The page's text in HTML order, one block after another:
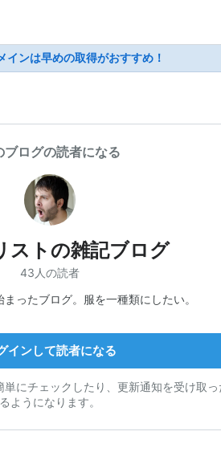
インは早めの取得がおすすめ！
ブログの読者になる
ストの雑記ブログ
43人の読者
ったブログ。服を一種類にしたい。
インして読者になる
にチェックしたり、更新通知を受け取っ
るようになります。